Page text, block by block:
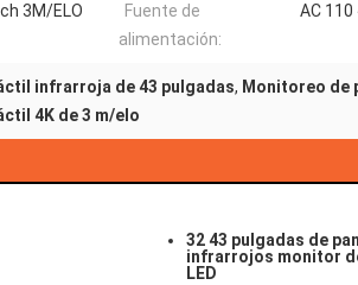
3M/ELO
Fuente de
alimentación:
AC 110
infrarroja de 43 pulgadas, Monitoreo de
4K de 3 m/elo
32 43 pulgadas de
infrarrojos monitor
LED